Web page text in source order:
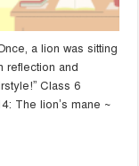
a lion was sitting
reflection and
Class 6
The lion’s mane ~